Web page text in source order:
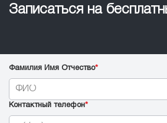
Записаться на
Фамилия Имя Отчество*
Контактный телефон*